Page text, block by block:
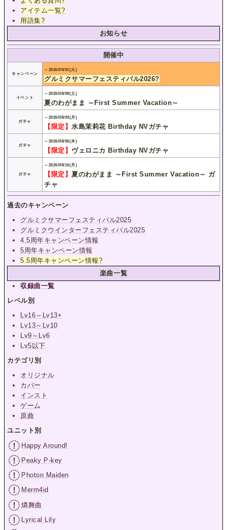
アイテム一覧?
用語集?
お知らせ
開催中
キャンペーン
～2026/09/01(火)
グルミクサマーフェスティバル2026?
イベント
～2026/08/08(土)
夏のわがまま ～First Summer Vacation～
ガチャ
～2026/08/03(月)
【限定】水島茉莉花 Birthday NVガチャ
ガチャ
～2026/08/06(木)
【限定】 ヴェロニカ Birthday NVガチャ
ガチャ
～2026/08/10(月)
【限定】夏のわがまま ～First Summer Vacation～ ガ
チャ
過去のキャンペーン
グルミクサマーフェスティバル2025
グルミクウインターフェスティバル2025
4.5周年キャンペーン情報
5周年キャンペーン情報
5.5周年キャンペーン情報?
楽曲一覧
収録曲一覧
レベル別
Lv16～Lv13+
Lv13～Lv10
Lv9～Lv6
Lv5以下
カテゴリ別
オリジナル
カバー
インスト
ゲーム
原曲
ユニット別
Happy Around!
Peaky P-key
Photon Maiden
Merm4id
燐舞曲
Lyrical Lily